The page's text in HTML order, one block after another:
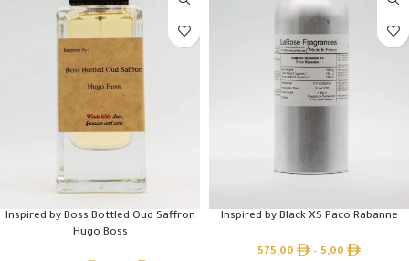
Inspired by Black XS Paco Rabanne
5,00
–
575,00
Inspired by Boss Bottled Oud Saffron
Hugo Boss